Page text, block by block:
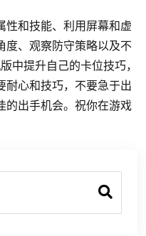
性和技能、利用屏幕和虚
度、观察防守策略以及不
中提升自己的卡位技巧，
耐心和技巧，不要急于出
的出手机会。祝你在游戏